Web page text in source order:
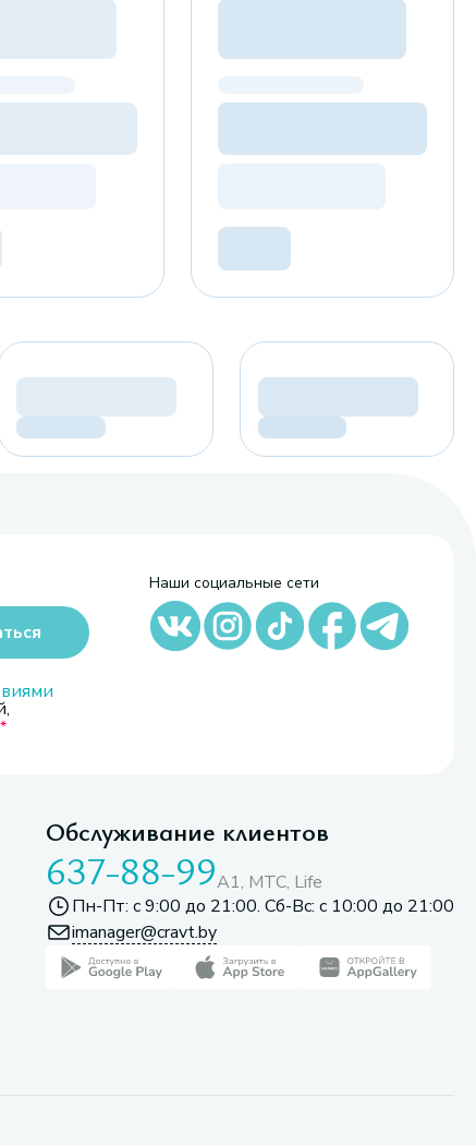
Наши социальные сети
Обслуживание клиентов
637-88-99A1, МТС, Life
Пн-Пт: с 9:00 до 21:00. Сб-Вс: с 10:00 до 21:00
imanager@cravt.by